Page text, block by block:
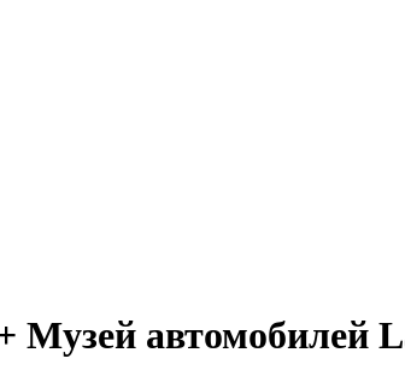
Музей автомобилей